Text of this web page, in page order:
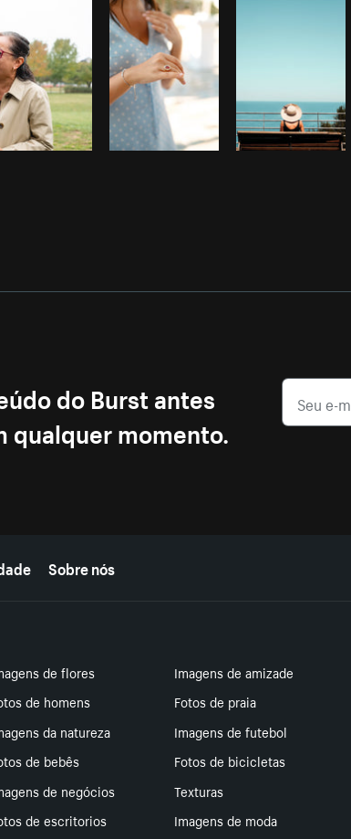
Foto da Matthew Henry do
do Burst antes
qualquer momento.
Sobre nós
de flores
Imagens de amizade
de homens
Fotos de praia
da natureza
Imagens de futebol
de bebês
Fotos de bicicletas
de negócios
Texturas
de escritorios Imagens de moda